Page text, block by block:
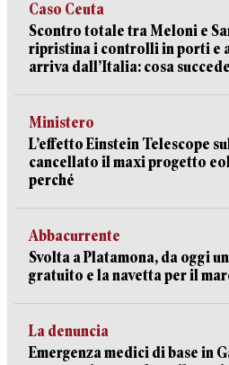
Caso Ceuta
Scontro totale tra Meloni e
ripristina i controlli in porti e
arriva dall’Italia: cosa
Ministero
L’effetto Einstein Telescope
cancellato il maxi progetto
perché
Abbacurrente
Svolta a Platamona, da oggi
gratuito e la navetta per il
La denuncia
Emergenza medici di base in